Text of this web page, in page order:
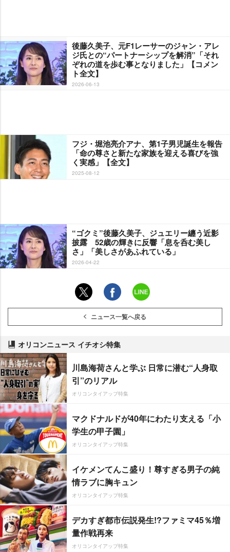
後藤久美子、元F1レーサーのジャン・アレ
ジ氏との“パートナーシップを解消”「それ
ぞれの道を歩む事となりました」【コメン
ト全文】
2026-06-13
フジ・堀池亮介アナ、第1子男児誕生を報告
「命の尊さと新たな家族を迎える喜びを強
く実感」【全文】
2025-08-12
“ゴクミ”後藤久美子、ジュエリー纏う近影
披露 52歳の輝きに反響「息を呑む美し
さ」「美しさがあふれている」
2026-04-22
ニュース一覧へ戻る
オリコンニュース イチオシ特集
川島海荷さんと学ぶ 日常に潜む“人身取
引”のリアル
オリコンタイアップ特集
マクドナルドが40年にわたり支える「小
学生の甲子園」
オリコンタイアップ特集
イケメンてんこ盛り！尊すぎる男子の純
情ラブに胸キュン
オリコンタイアップ特集
デカすぎ都市伝説発生!?ファミマ45％増
量作戦再来
オリコンタイアップ特集